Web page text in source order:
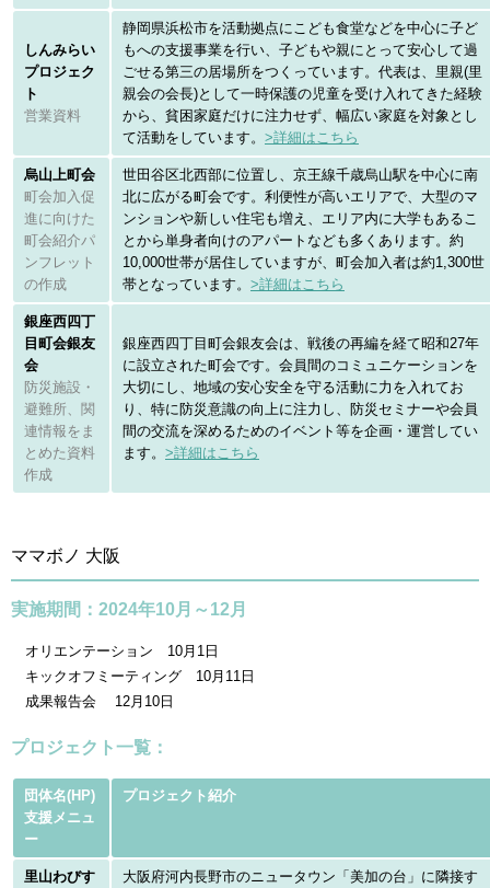
しんみらい
プロジェク
ト
営業資料
静岡県浜松市を活動拠点にこども食堂などを中心に子ど
もへの支援事業を行い、子どもや親にとって安心して過
ごせる第三の居場所をつくっています。代表は、里親(里
親会の会長)として一時保護の児童を受け入れてきた経験
から、貧困家庭だけに注力せず、幅広い家庭を対象とし
て活動をしています。 >詳細はこちら
烏山上町会
町会加入促
進に向けた
町会紹介パ
ンフレット
の作成
世田谷区北西部に位置し、京王線千歳烏山駅を中心に南
北に広がる町会です。利便性が高いエリアで、大型のマ
ンションや新しい住宅も増え、エリア内に大学もあるこ
とから単身者向けのアパートなども多くあります。約
10,000世帯が居住していますが、町会加入者は約1,300世
帯となっています。 >詳細はこちら
銀座西四丁
目町会銀友
会
防災施設・
避難所、関
連情報をま
とめた資料
作成
銀座西四丁目町会銀友会は、戦後の再編を経て昭和27年
に設立された町会です。会員間のコミュニケーションを
大切にし、地域の安心安全を守る活動に力を入れてお
り、特に防災意識の向上に注力し、防災セミナーや会員
間の交流を深めるためのイベント等を企画・運営してい
ます。 >詳細はこちら
ママボノ 大阪
実施期間：2024年10月～12月
オリエンテーション 10月1日
キックオフミーティング 10月11日
成果報告会 12月10日
プロジェクト一覧：
団体名(HP)
支援メニュ
ー
プロジェクト紹介
里山わびす
大阪府河内長野市のニュータウン「美加の台」に隣接す